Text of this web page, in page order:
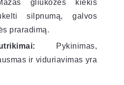
gliukozės kiekis
silpnumą, galvos
praradimą.
Pykinimas,
ir viduriavimas yra